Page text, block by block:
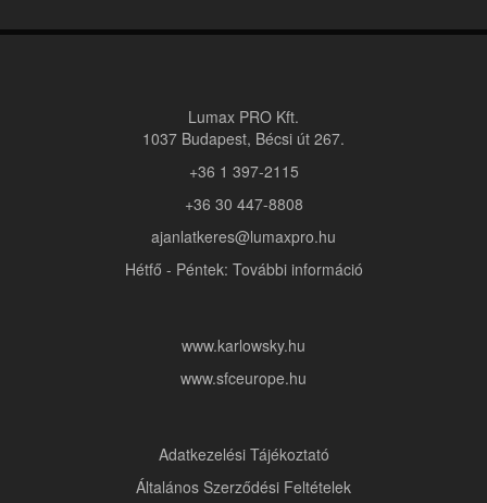
Lumax PRO Kft.
1037 Budapest, Bécsi út 267.
+36 1 397-2115
+36 30 447-8808
ajanlatkeres@lumaxpro.hu
Hétfő - Péntek: További információ
www.karlowsky.hu
www.sfceurope.hu
Adatkezelési Tájékoztató
Általános Szerződési Feltételek